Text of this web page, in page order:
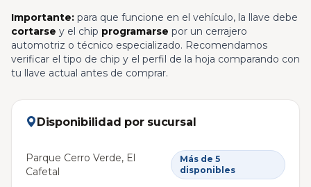
Importante: para que funcione en el vehículo, la llave debe
cortarse y el chip programarse por un cerrajero
automotriz o técnico especializado. Recomendamos
verificar el tipo de chip y el perfil de la hoja comparando con
tu llave actual antes de comprar.
Disponibilidad por sucursal
Parque Cerro Verde, El
Cafetal
Más de 5
disponibles